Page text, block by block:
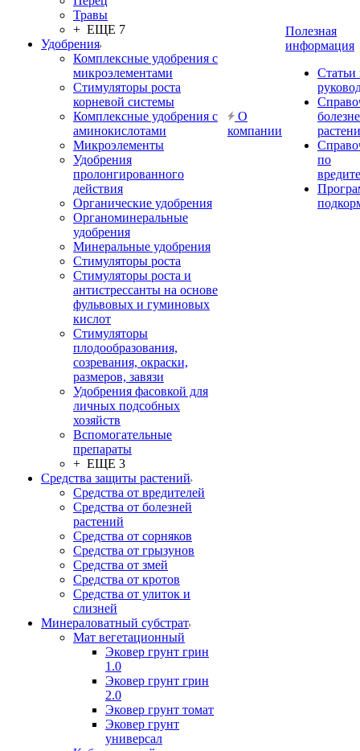
Травы
+ ЕЩЕ 7
Удобрения
Комплексные удобрения с
микроэлементами
Стимуляторы роста
корневой системы
Комплексные удобрения с
аминокислотами
Микроэлементы
Удобрения
пролонгированного
действия
Органические удобрения
Органоминеральные
удобрения
Минеральные удобрения
Стимуляторы роста
Стимуляторы роста и
антистрессанты на основе
фульвовых и гуминовых
кислот
Стимуляторы
плодообразования,
созревания, окраски,
размеров, завязи
Удобрения фасовкой для
личных подсобных
хозяйств
Вспомогательные
препараты
+ ЕЩЕ 3
Средства защиты растений
Средства от вредителей
Средства от болезней
растений
Средства от сорняков
Средства от грызунов
Средства от змей
Средства от кротов
Средства от улиток и
слизней
Минераловатный субстрат
Мат вегетационный
Эковер грунт грин
1.0
Эковер грунт грин
2.0
Эковер грунт томат
Эковер грунт
универсал
О
компании
Полезная
информация
Статьи
по